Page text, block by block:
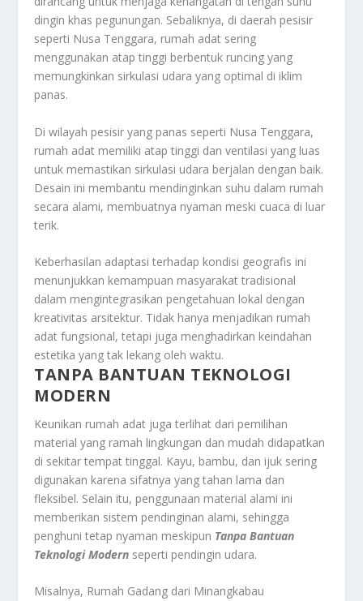
dingin khas pegunungan. Sebaliknya, di daerah pesisir
seperti Nusa Tenggara, rumah adat sering
menggunakan atap tinggi berbentuk runcing yang
memungkinkan sirkulasi udara yang optimal di iklim
panas.
Di wilayah pesisir yang panas seperti Nusa Tenggara,
rumah adat memiliki atap tinggi dan ventilasi yang luas
untuk memastikan sirkulasi udara berjalan dengan baik.
Desain ini membantu mendinginkan suhu dalam rumah
secara alami, membuatnya nyaman meski cuaca di luar
terik.
Keberhasilan adaptasi terhadap kondisi geografis ini
menunjukkan kemampuan masyarakat tradisional
dalam mengintegrasikan pengetahuan lokal dengan
kreativitas arsitektur. Tidak hanya menjadikan rumah
adat fungsional, tetapi juga menghadirkan keindahan
estetika yang tak lekang oleh waktu.
TANPA BANTUAN TEKNOLOGI
MODERN
Keunikan rumah adat juga terlihat dari pemilihan
material yang ramah lingkungan dan mudah didapatkan
di sekitar tempat tinggal. Kayu, bambu, dan ijuk sering
digunakan karena sifatnya yang tahan lama dan
fleksibel. Selain itu, penggunaan material alami ini
memberikan sistem pendinginan alami, sehingga
penghuni tetap nyaman meskipun Tanpa Bantuan
Teknologi Modern seperti pendingin udara.
Misalnya, Rumah Gadang dari Minangkabau